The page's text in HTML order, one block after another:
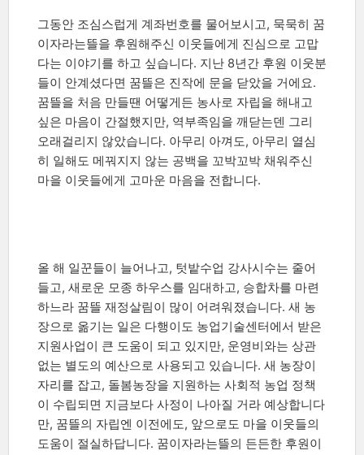
그동안 조심스럽게 계좌번호를 물어보시고, 묵묵히 꿈
이자라는뜰을 후원해주신 이웃들에게 진심으로 고맙
다는 이야기를 하고 싶습니다. 지난 8년간 후원 이웃분
들이 안계셨다면 꿈뜰은 진작에 문을 닫았을 거에요.
꿈뜰을 처음 만들땐 어떻게든 농사로 자립을 해내고
싶은 마음이 간절했지만, 역부족임을 깨닫는덴 그리
오래걸리지 않았습니다. 아무리 아껴도, 아무리 열심
히 일해도 메꿔지지 않는 공백을 꼬박꼬박 채워주신
마을 이웃들에게 고마운 마음을 전합니다.
올 해 일꾼들이 늘어나고, 텃밭수업 강사시수는 줄어
들고, 새로운 모종 하우스를 임대하고, 승합차를 마련
하느라 꿈뜰 재정살림이 많이 어려워졌습니다. 새 농
장으로 옮기는 일은 다행이도 농업기술센터에서 받은
지원사업이 큰 도움이 되고 있지만, 운영비와는 상관
없는 별도의 예산으로 사용되고 있습니다. 새 농장이
자리를 잡고, 돌봄농장을 지원하는 사회적 농업 정책
이 수립되면 지금보다 사정이 나아질 거라 예상합니다
만, 꿈뜰의 자립엔 이전에도, 앞으로도 마을 이웃들의
도움이 절실하답니다. 꿈이자라는뜰의 든든한 후원이